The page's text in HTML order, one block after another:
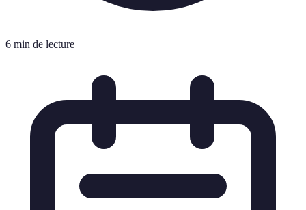
6 min de lecture